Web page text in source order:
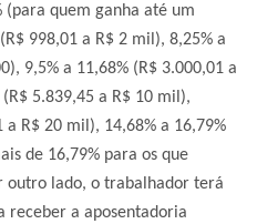
(para quem ganha até um
998,01 a R$ 2 mil), 8,25% a
9,5% a 11,68% (R$ 3.000,01 a
5.839,45 a R$ 10 mil),
a R$ 20 mil), 14,68% a 16,79%
de 16,79% para os que
outro lado, o trabalhador terá
receber a aposentadoria